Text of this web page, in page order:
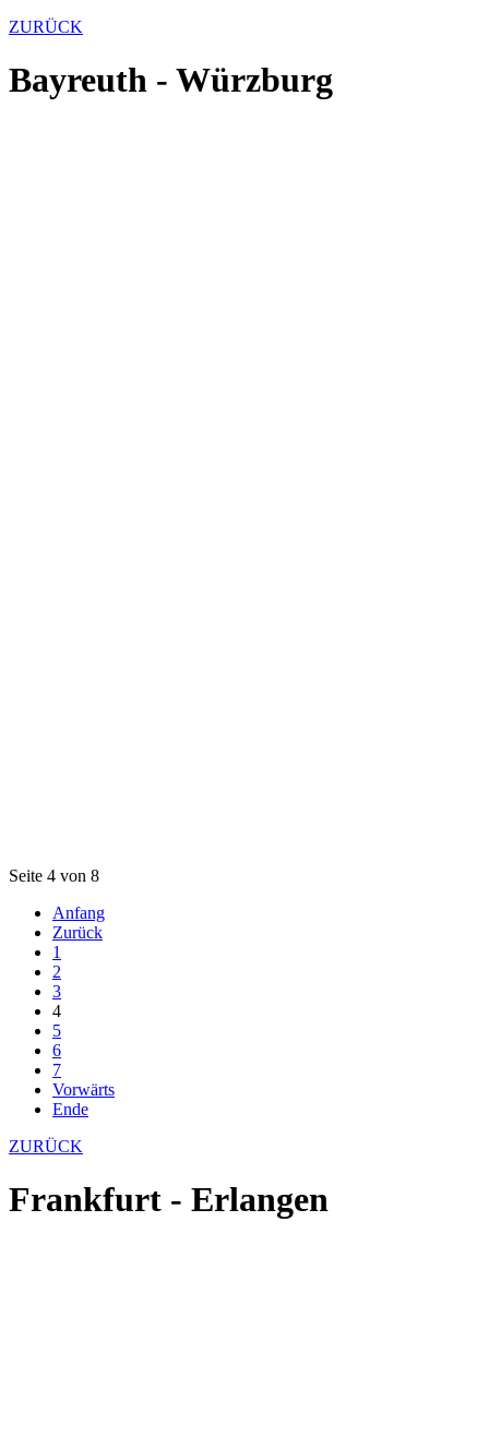
ZURÜCK
Bayreuth - Würzburg
Seite 4 von 8
Anfang
Zurück
1
2
3
4
5
6
7
Vorwärts
Ende
ZURÜCK
Frankfurt - Erlangen